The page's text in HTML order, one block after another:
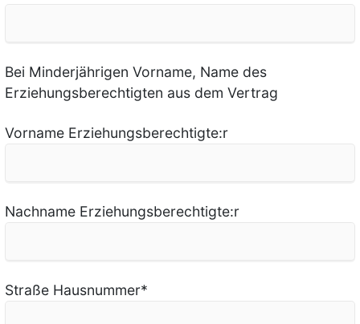
Bei Minderjährigen Vorname, Name des
Erziehungsberechtigten aus dem Vertrag
Vorname Erziehungsberechtigte:r
Nachname Erziehungsberechtigte:r
Straße Hausnummer*